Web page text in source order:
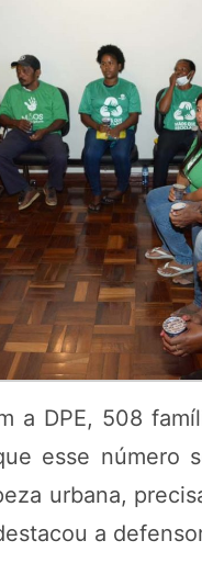
a DPE, 508
esse número
urbana,
a